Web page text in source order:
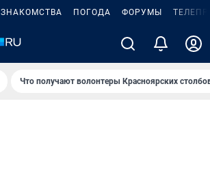
ЗНАКОМСТВА ПОГОДА ФОРУМЫ
Что получают волонтеры Красноярских